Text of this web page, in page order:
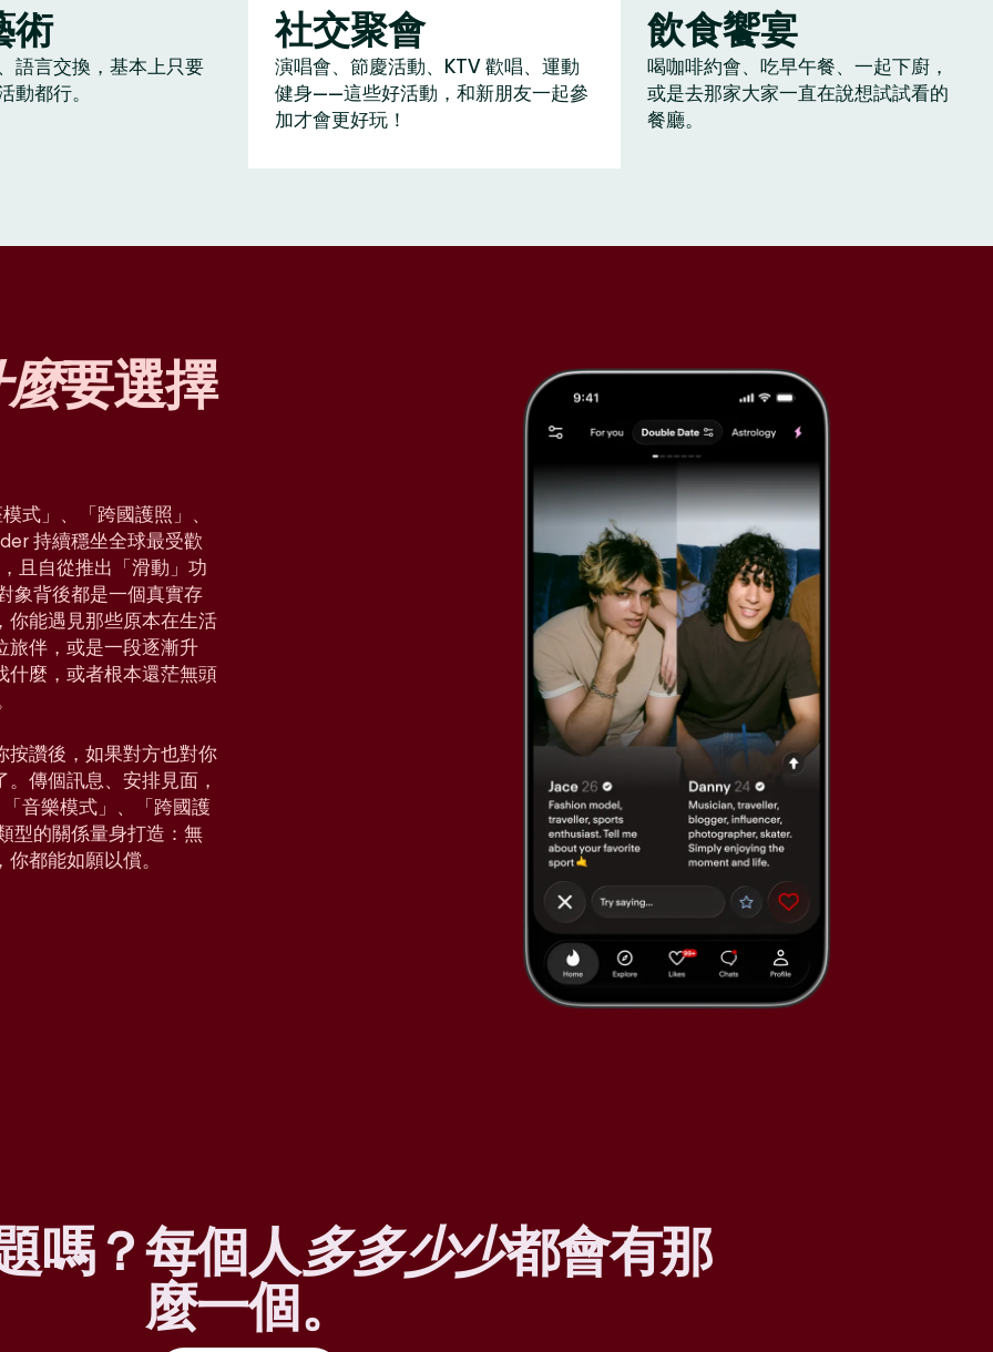
術
語言交換，基本上只要
動都行。
社交聚會
演唱會、節慶活動、KTV 歡唱、運動
健身——這些好活動，和新朋友一起參
加才會更好玩！
飲食饗宴
喝咖啡約會、吃早午餐、一起下廚，
或是去那家大家一直在說想試試看的
餐廳。
要選擇
式」、「跨國護照」、
持續穩坐全球最受歡
且自從推出「滑動」功
象背後都是一個真實存
你能遇見那些原本在生活
旅伴，或是一段逐漸升
什麼，或者根本還茫無頭
按讚後，如果對方也對你
傳個訊息、安排見面，
音樂模式」、「跨國護
型的關係量身打造：無
都能如願以償。
嗎？每個人多多少少都會有那
麼一個。